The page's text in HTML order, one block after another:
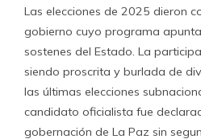
Las elecciones de 2025 dieron
gobierno cuyo programa
sostenes del Estado. La
siendo proscrita y burlada de
las últimas elecciones
candidato oficialista fue
gobernación de La Paz sin